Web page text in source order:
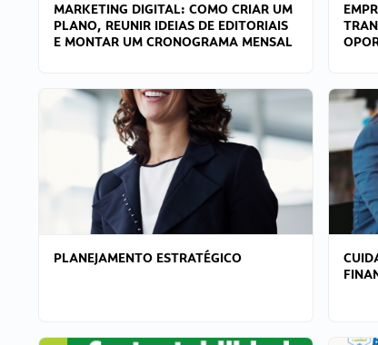
MARKETING DIGITAL: COMO CRIAR UM
PLANO, REUNIR IDEIAS DE EDITORIAIS
E MONTAR UM CRONOGRAMA MENSAL
PLANEJAMENTO ESTRATÉGICO